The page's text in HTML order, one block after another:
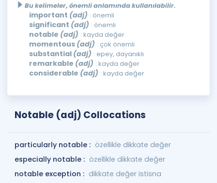
Bu kelimeler, önemli anlamında kullanılabilir.
important (adj) : önemli
significant (adj) : önemli
notable (adj) : kayda değer
momentous (adj) : çok önemli
substantial (adj) : epey, dayanıklı
remarkable (adj) : kayda değer
considerable (adj) : kayda değer
Notable (adj) Collocations
particularly notable : özellikle dikkate değer
especially notable : özellikle dikkate değer
notable exception : dikkate değer istisna